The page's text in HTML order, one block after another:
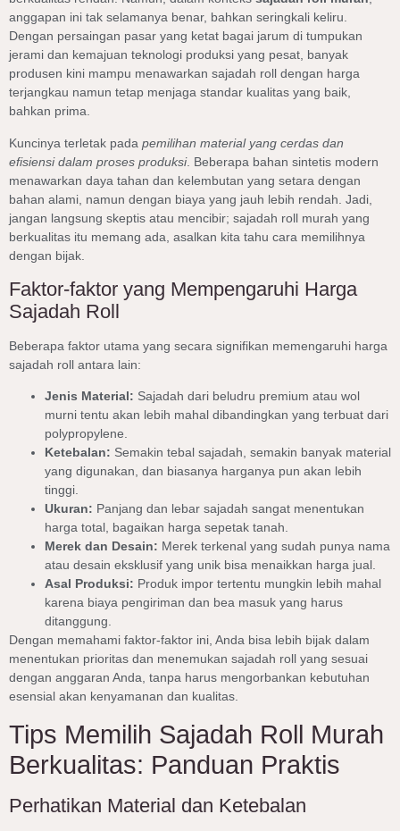
anggapan ini tak selamanya benar, bahkan seringkali keliru.
Dengan persaingan pasar yang ketat bagai jarum di tumpukan
jerami dan kemajuan teknologi produksi yang pesat, banyak
produsen kini mampu menawarkan sajadah roll dengan harga
terjangkau namun tetap menjaga standar kualitas yang baik,
bahkan prima.
Kuncinya terletak pada pemilihan material yang cerdas dan
efisiensi dalam proses produksi. Beberapa bahan sintetis modern
menawarkan daya tahan dan kelembutan yang setara dengan
bahan alami, namun dengan biaya yang jauh lebih rendah. Jadi,
jangan langsung skeptis atau mencibir; sajadah roll murah yang
berkualitas itu memang ada, asalkan kita tahu cara memilihnya
dengan bijak.
Faktor-faktor yang Mempengaruhi Harga
Sajadah Roll
Beberapa faktor utama yang secara signifikan memengaruhi harga
sajadah roll antara lain:
Jenis Material: Sajadah dari beludru premium atau wol
murni tentu akan lebih mahal dibandingkan yang terbuat dari
polypropylene.
Ketebalan: Semakin tebal sajadah, semakin banyak material
yang digunakan, dan biasanya harganya pun akan lebih
tinggi.
Ukuran: Panjang dan lebar sajadah sangat menentukan
harga total, bagaikan harga sepetak tanah.
Merek dan Desain: Merek terkenal yang sudah punya nama
atau desain eksklusif yang unik bisa menaikkan harga jual.
Asal Produksi: Produk impor tertentu mungkin lebih mahal
karena biaya pengiriman dan bea masuk yang harus
ditanggung.
Dengan memahami faktor-faktor ini, Anda bisa lebih bijak dalam
menentukan prioritas dan menemukan sajadah roll yang sesuai
dengan anggaran Anda, tanpa harus mengorbankan kebutuhan
esensial akan kenyamanan dan kualitas.
Tips Memilih Sajadah Roll Murah
Berkualitas: Panduan Praktis
Perhatikan Material dan Ketebalan